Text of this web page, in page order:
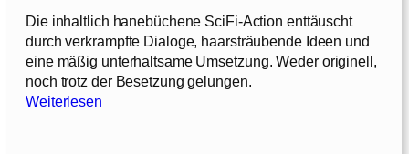
Die inhaltlich hanebüchene SciFi-Action enttäuscht
durch verkrampfte Dialoge, haarsträubende Ideen und
eine mäßig unterhaltsame Umsetzung. Weder originell,
noch trotz der Besetzung gelungen.
Weiterlesen: